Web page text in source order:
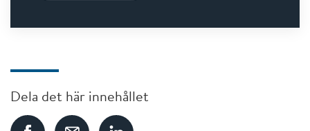
Dela det här innehållet